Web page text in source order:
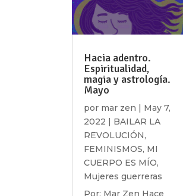
Hacia adentro.
Espiritualidad,
magia y astrología.
Mayo
por mar zen | May 7,
2022 | BAILAR LA
REVOLUCIÓN,
FEMINISMOS, MI
CUERPO ES MÍO,
Mujeres guerreras
Por: Mar Zen Hace